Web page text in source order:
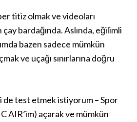
titiz olmak ve videoları
bardağında. Aslında, eğilimli
bazen sadece mümkün
ve uçağı sınırlarına doğru
de test etmek istiyorum – Spor
AIR’im) açarak ve mümkün